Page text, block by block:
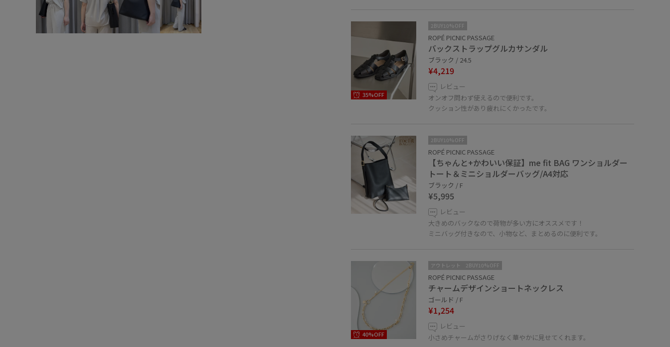
35%OFF
2BUY10%OFF
ROPÉ PICNIC PASSAGE
バックストラップグルカサンダル
ブラック / 24.5
¥4,219
レビュー
オンオフ問わず使えるので便利です。
クッション性があり疲れにくかったです。
2BUY10%OFF
ROPÉ PICNIC PASSAGE
【ちゃんと+かわいい保証】me fit BAG ワンショルダー
トート＆ミニショルダーバッグ/A4対応
ブラック / F
¥5,995
レビュー
大きめのバックなので荷物が多い方にオススメです！
ミニバッグ付きなので、小物など、まとめるのに便利です。
40%OFF
アウトレット 2BUY10%OFF
ROPÉ PICNIC PASSAGE
チャームデザインショートネックレス
ゴールド / F
¥1,254
レビュー
小さめチャームがさりげなく華やかに見せてくれます。